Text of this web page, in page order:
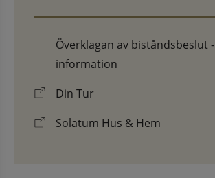
Överklagan av biståndsbeslut -
information
Din Tur
Solatum Hus & Hem